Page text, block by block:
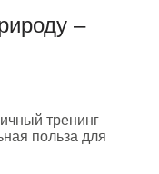
–
тренинг
польза для